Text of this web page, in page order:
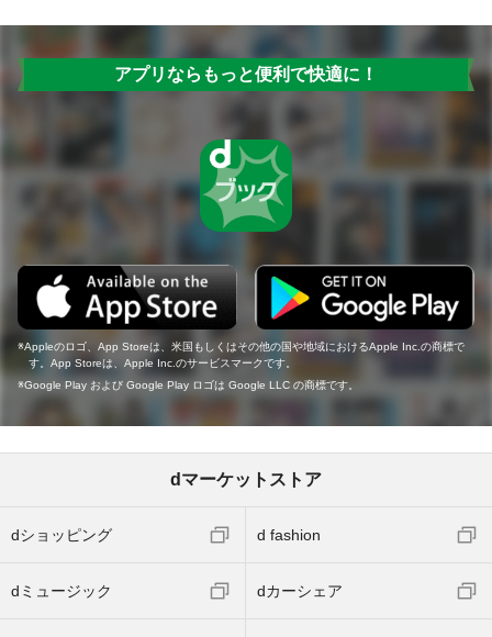
アプリならもっと便利で快適に！
Appleのロゴ、App Storeは、米国もしくはその他の国や地域におけるApple Inc.の商標で
す。App Storeは、Apple Inc.のサービスマークです。
Google Play および Google Play ロゴは Google LLC の商標です。
dマーケットストア
dショッピング d fashion
dミュージック dカーシェア